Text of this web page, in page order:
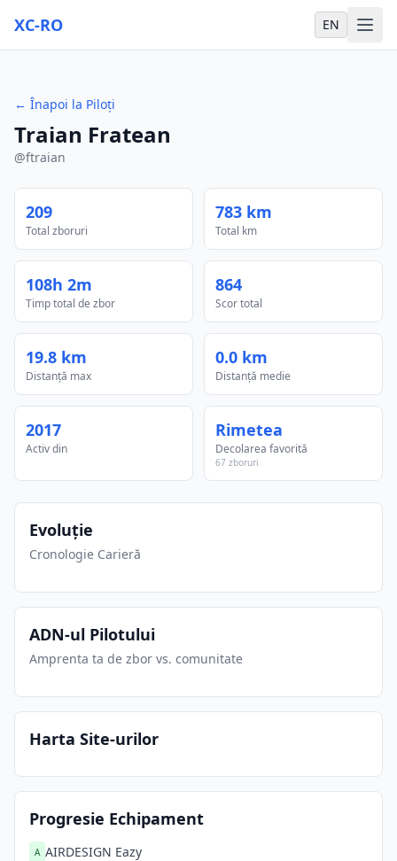
XC-RO EN
← Înapoi la Piloți
Traian Fratean
@ftraian
209
Total zboruri
783 km
Total km
108h 2m
Timp total de zbor
864
Scor total
19.8 km
Distanță max
0.0 km
Distanță medie
2017
Activ din
Rimetea
Decolarea favorită
67 zboruri
Evoluție
Cronologie Carieră
ADN-ul Pilotului
Amprenta ta de zbor vs. comunitate
Harta Site-urilor
Progresie Echipament
A AIRDESIGN Eazy